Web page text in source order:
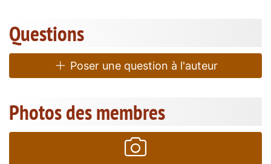
Questions
Poser une question à l'auteur
Photos des membres